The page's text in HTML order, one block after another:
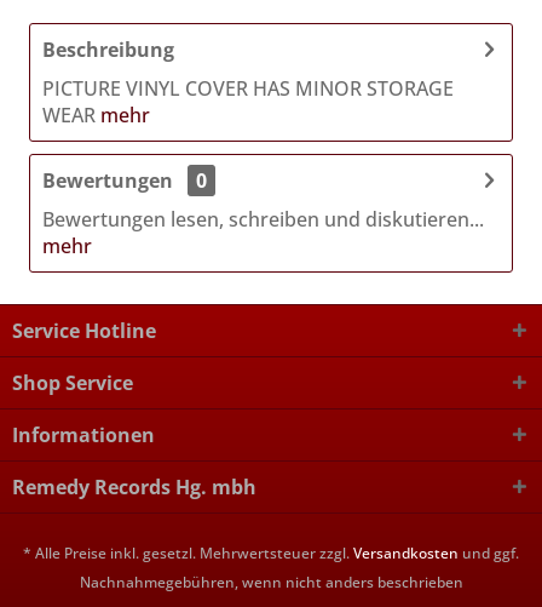
Beschreibung
PICTURE VINYL COVER HAS MINOR STORAGE
WEAR mehr
Bewertungen
0
Bewertungen lesen, schreiben und diskutieren...
mehr
Service Hotline
Shop Service
Informationen
Remedy Records Hg. mbh
* Alle Preise inkl. gesetzl. Mehrwertsteuer zzgl.Versandkosten und ggf.
Nachnahmegebühren, wenn nicht anders beschrieben